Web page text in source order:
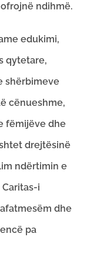
ndihmë.
edukimi,
qytetare,
shërbimeve
cënueshme,
fëmijëve dhe
drejtësinë
ndërtimin e
i
dhe
pa